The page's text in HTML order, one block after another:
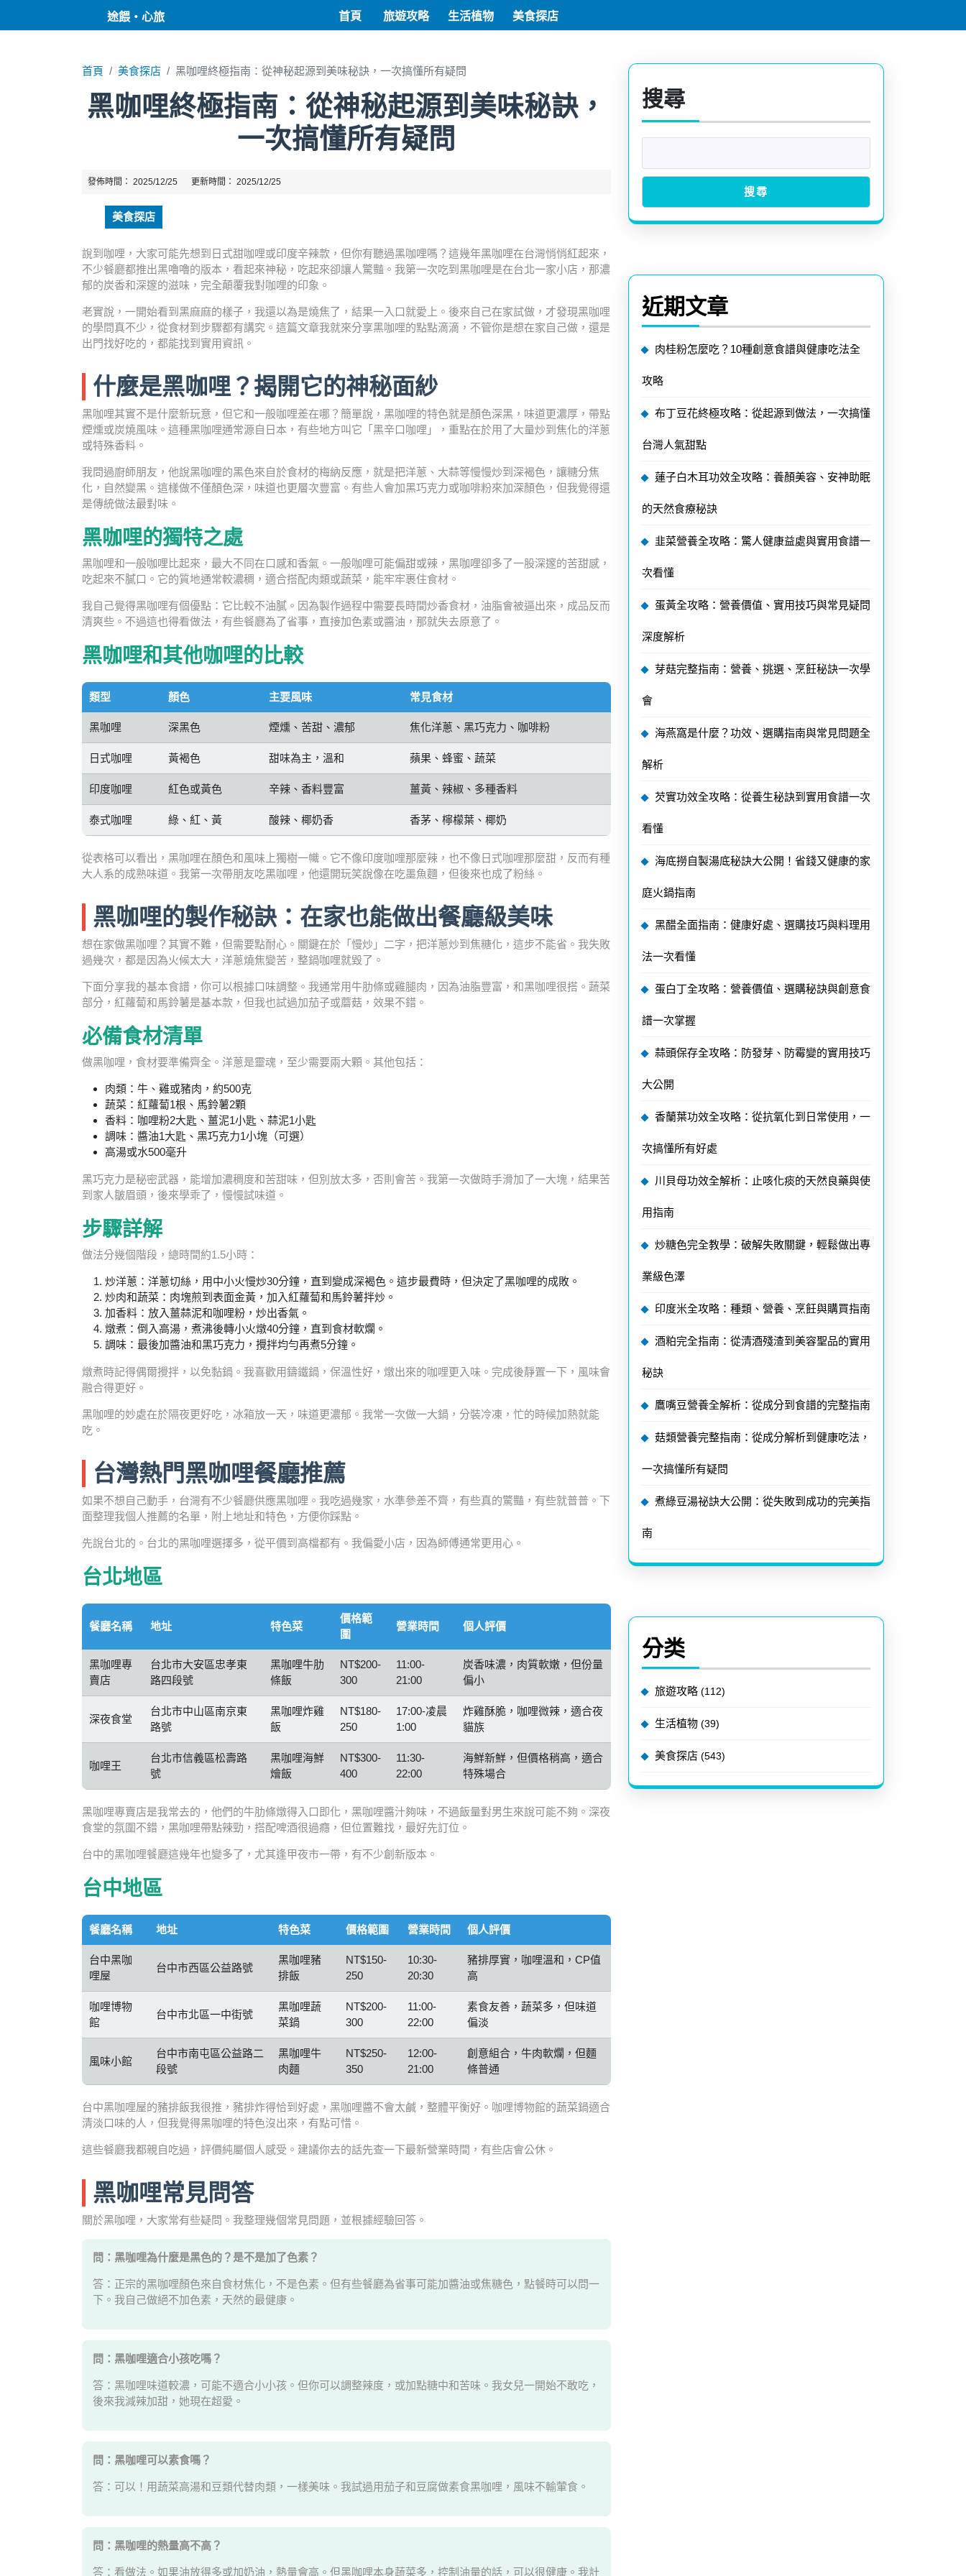
途餵・心旅 首頁 旅遊攻略 生活植物 美食探店
首頁 美食探店 黑咖哩終極指南：從神秘起源到美味秘訣，一次搞懂所有疑問
黑咖哩終極指南：從神秘起源到美味秘訣，
一次搞懂所有疑問
發佈時間： 2025/12/25 更新時間： 2025/12/25
美食探店
說到咖哩，大家可能先想到日式甜咖哩或印度辛辣款，但你有聽過黑咖哩嗎？這幾年黑咖哩在台灣悄悄紅起來，
不少餐廳都推出黑嚕嚕的版本，看起來神秘，吃起來卻讓人驚豔。我第一次吃到黑咖哩是在台北一家小店，那濃
郁的炭香和深邃的滋味，完全顛覆我對咖哩的印象。
老實說，一開始看到黑麻麻的樣子，我還以為是燒焦了，結果一入口就愛上。後來自己在家試做，才發現黑咖哩
的學問真不少，從食材到步驟都有講究。這篇文章我就來分享黑咖哩的點點滴滴，不管你是想在家自己做，還是
出門找好吃的，都能找到實用資訊。
什麼是黑咖哩？揭開它的神秘面紗
黑咖哩其實不是什麼新玩意，但它和一般咖哩差在哪？簡單說，黑咖哩的特色就是顏色深黑，味道更濃厚，帶點
煙燻或炭燒風味。這種黑咖哩通常源自日本，有些地方叫它「黑辛口咖哩」，重點在於用了大量炒到焦化的洋蔥
或特殊香料。
我問過廚師朋友，他說黑咖哩的黑色來自於食材的梅納反應，就是把洋蔥、大蒜等慢慢炒到深褐色，讓糖分焦
化，自然變黑。這樣做不僅顏色深，味道也更層次豐富。有些人會加黑巧克力或咖啡粉來加深顏色，但我覺得還
是傳統做法最對味。
黑咖哩的獨特之處
黑咖哩和一般咖哩比起來，最大不同在口感和香氣。一般咖哩可能偏甜或辣，黑咖哩卻多了一股深邃的苦甜感，
吃起來不膩口。它的質地通常較濃稠，適合搭配肉類或蔬菜，能牢牢裹住食材。
我自己覺得黑咖哩有個優點：它比較不油膩。因為製作過程中需要長時間炒香食材，油脂會被逼出來，成品反而
清爽些。不過這也得看做法，有些餐廳為了省事，直接加色素或醬油，那就失去原意了。
黑咖哩和其他咖哩的比較
類型 顏色 主要風味 常見食材
黑咖哩 深黑色 煙燻、苦甜、濃郁 焦化洋蔥、黑巧克力、咖啡粉
日式咖哩 黃褐色 甜味為主，溫和 蘋果、蜂蜜、蔬菜
印度咖哩 紅色或黃色 辛辣、香料豐富 薑黃、辣椒、多種香料
泰式咖哩 綠、紅、黃 酸辣、椰奶香 香茅、檸檬葉、椰奶
從表格可以看出，黑咖哩在顏色和風味上獨樹一幟。它不像印度咖哩那麼辣，也不像日式咖哩那麼甜，反而有種
大人系的成熟味道。我第一次帶朋友吃黑咖哩，他還開玩笑說像在吃墨魚麵，但後來也成了粉絲。
黑咖哩的製作秘訣：在家也能做出餐廳級美味
想在家做黑咖哩？其實不難，但需要點耐心。關鍵在於「慢炒」二字，把洋蔥炒到焦糖化，這步不能省。我失敗
過幾次，都是因為火候太大，洋蔥燒焦變苦，整鍋咖哩就毀了。
下面分享我的基本食譜，你可以根據口味調整。我通常用牛肋條或雞腿肉，因為油脂豐富，和黑咖哩很搭。蔬菜
部分，紅蘿蔔和馬鈴薯是基本款，但我也試過加茄子或蘑菇，效果不錯。
必備食材清單
做黑咖哩，食材要準備齊全。洋蔥是靈魂，至少需要兩大顆。其他包括：
肉類：牛、雞或豬肉，約500克
蔬菜：紅蘿蔔1根、馬鈴薯2顆
香料：咖哩粉2大匙、薑泥1小匙、蒜泥1小匙
調味：醬油1大匙、黑巧克力1小塊（可選）
高湯或水500毫升
黑巧克力是秘密武器，能增加濃稠度和苦甜味，但別放太多，否則會苦。我第一次做時手滑加了一大塊，結果苦
到家人皺眉頭，後來學乖了，慢慢試味道。
步驟詳解
做法分幾個階段，總時間約1.5小時：
炒洋蔥：洋蔥切絲，用中小火慢炒30分鐘，直到變成深褐色。這步最費時，但決定了黑咖哩的成敗。
炒肉和蔬菜：肉塊煎到表面金黃，加入紅蘿蔔和馬鈴薯拌炒。
加香料：放入薑蒜泥和咖哩粉，炒出香氣。
燉煮：倒入高湯，煮沸後轉小火燉40分鐘，直到食材軟爛。
調味：最後加醬油和黑巧克力，攪拌均勻再煮5分鐘。
燉煮時記得偶爾攪拌，以免黏鍋。我喜歡用鑄鐵鍋，保溫性好，燉出來的咖哩更入味。完成後靜置一下，風味會
融合得更好。
黑咖哩的妙處在於隔夜更好吃，冰箱放一天，味道更濃郁。我常一次做一大鍋，分裝冷凍，忙的時候加熱就能
吃。
台灣熱門黑咖哩餐廳推薦
如果不想自己動手，台灣有不少餐廳供應黑咖哩。我吃過幾家，水準參差不齊，有些真的驚豔，有些就普普。下
面整理我個人推薦的名單，附上地址和特色，方便你踩點。
先說台北的。台北的黑咖哩選擇多，從平價到高檔都有。我偏愛小店，因為師傅通常更用心。
台北地區
餐廳名稱 地址 特色菜
價格範
圍
營業時間 個人評價
黑咖哩專
賣店
台北市大安區忠孝東
路四段號
黑咖哩牛肋
條飯
NT$200-
300
11:00-
21:00
炭香味濃，肉質軟嫩，但份量
偏小
深夜食堂
台北市中山區南京東
路號
黑咖哩炸雞
飯
NT$180-
250
17:00-凌晨
1:00
炸雞酥脆，咖哩微辣，適合夜
貓族
咖哩王
台北市信義區松壽路
號
黑咖哩海鮮
燴飯
NT$300-
400
11:30-
22:00
海鮮新鮮，但價格稍高，適合
特殊場合
黑咖哩專賣店是我常去的，他們的牛肋條燉得入口即化，黑咖哩醬汁夠味，不過飯量對男生來說可能不夠。深夜
食堂的氛圍不錯，黑咖哩帶點辣勁，搭配啤酒很過癮，但位置難找，最好先訂位。
台中的黑咖哩餐廳這幾年也變多了，尤其逢甲夜市一帶，有不少創新版本。
台中地區
餐廳名稱 地址 特色菜 價格範圍 營業時間 個人評價
台中黑咖
哩屋
台中市西區公益路號
黑咖哩豬
排飯
NT$150-
250
10:30-
20:30
豬排厚實，咖哩溫和，CP值
高
咖哩博物
館
台中市北區一中街號
黑咖哩蔬
菜鍋
NT$200-
300
11:00-
22:00
素食友善，蔬菜多，但味道
偏淡
風味小館
台中市南屯區公益路二
段號
黑咖哩牛
肉麵
NT$250-
350
12:00-
21:00
創意組合，牛肉軟爛，但麵
條普通
台中黑咖哩屋的豬排飯我很推，豬排炸得恰到好處，黑咖哩醬不會太鹹，整體平衡好。咖哩博物館的蔬菜鍋適合
清淡口味的人，但我覺得黑咖哩的特色沒出來，有點可惜。
這些餐廳我都親自吃過，評價純屬個人感受。建議你去的話先查一下最新營業時間，有些店會公休。
黑咖哩常見問答
關於黑咖哩，大家常有些疑問。我整理幾個常見問題，並根據經驗回答。
問：黑咖哩為什麼是黑色的？是不是加了色素？
答：正宗的黑咖哩顏色來自食材焦化，不是色素。但有些餐廳為省事可能加醬油或焦糖色，點餐時可以問一
下。我自己做絕不加色素，天然的最健康。
問：黑咖哩適合小孩吃嗎？
答：黑咖哩味道較濃，可能不適合小小孩。但你可以調整辣度，或加點糖中和苦味。我女兒一開始不敢吃，
後來我減辣加甜，她現在超愛。
問：黑咖哩可以素食嗎？
答：可以！用蔬菜高湯和豆類代替肉類，一樣美味。我試過用茄子和豆腐做素食黑咖哩，風味不輸葷食。
問：黑咖哩的熱量高不高？
答：看做法。如果油放得多或加奶油，熱量會高。但黑咖哩本身蔬菜多，控制油量的話，可以很健康。我計
搜尋
搜尋
近期文章
肉桂粉怎麼吃？10種創意食譜與健康吃法全
攻略
布丁豆花終極攻略：從起源到做法，一次搞懂
台灣人氣甜點
蓮子白木耳功效全攻略：養顏美容、安神助眠
的天然食療秘訣
韭菜營養全攻略：驚人健康益處與實用食譜一
次看懂
蛋黃全攻略：營養價值、實用技巧與常見疑問
深度解析
芽菇完整指南：營養、挑選、烹飪秘訣一次學
會
海燕窩是什麼？功效、選購指南與常見問題全
解析
芡實功效全攻略：從養生秘訣到實用食譜一次
看懂
海底撈自製湯底秘訣大公開！省錢又健康的家
庭火鍋指南
黑醋全面指南：健康好處、選購技巧與料理用
法一次看懂
蛋白丁全攻略：營養價值、選購秘訣與創意食
譜一次掌握
蒜頭保存全攻略：防發芽、防霉變的實用技巧
大公開
香蘭葉功效全攻略：從抗氧化到日常使用，一
次搞懂所有好處
川貝母功效全解析：止咳化痰的天然良藥與使
用指南
炒糖色完全教學：破解失敗關鍵，輕鬆做出專
業級色澤
印度米全攻略：種類、營養、烹飪與購買指南
酒粕完全指南：從清酒殘渣到美容聖品的實用
秘訣
鷹嘴豆營養全解析：從成分到食譜的完整指南
菇類營養完整指南：從成分解析到健康吃法，
一次搞懂所有疑問
煮綠豆湯祕訣大公開：從失敗到成功的完美指
南
分类
旅遊攻略 (112)
生活植物 (39)
美食探店 (543)